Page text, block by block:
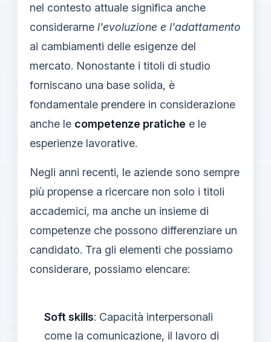
nel contesto attuale significa anche
considerarne l'evoluzione e l'adattamento
ai cambiamenti delle esigenze del
mercato. Nonostante i titoli di studio
forniscano una base solida, è
fondamentale prendere in considerazione
anche le competenze pratiche e le
esperienze lavorative.
Negli anni recenti, le aziende sono sempre
più propense a ricercare non solo i titoli
accademici, ma anche un insieme di
competenze che possono differenziare un
candidato. Tra gli elementi che possiamo
considerare, possiamo elencare:
Soft skills: Capacità interpersonali
come la comunicazione, il lavoro di